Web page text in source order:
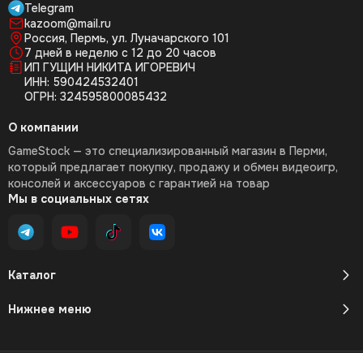
Telegram
kazoom@mail.ru
Россия, Пермь, ул. Луначарского 101
7 дней в неделю с 12 до 20 часов
ИП ГУЩИН НИКИТА ИГОРЕВИЧ
ИНН: 590424532401
ОГРН: 324595800085432
Каталог
Нижнее меню
О компании
GameStock — это специализированный магазин в Перми,
который предлагает покупку, продажу и обмен видеоигр,
консолей и аксессуаров с гарантией на товар
Мы в социальных сетях